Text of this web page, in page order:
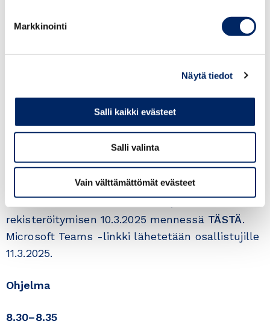
Markkinointi
Näytä tiedot
Salli kaikki evästeet
Salli valinta
Vain välttämättömät evästeet
aloittamiseen ja laajentamiseen Virossa, jotta
yritykset välttyisivät yllätyksiltä ja ylimääräisiltä
kuluilta.
Paikka
Ilmoittautuminen
rekisteröitymisen 10.3.2025 mennessä TÄSTÄ.
Microsoft Teams -linkki lähetetään osallistujille
11.3.2025.
Ohjelma
8.30–8.35